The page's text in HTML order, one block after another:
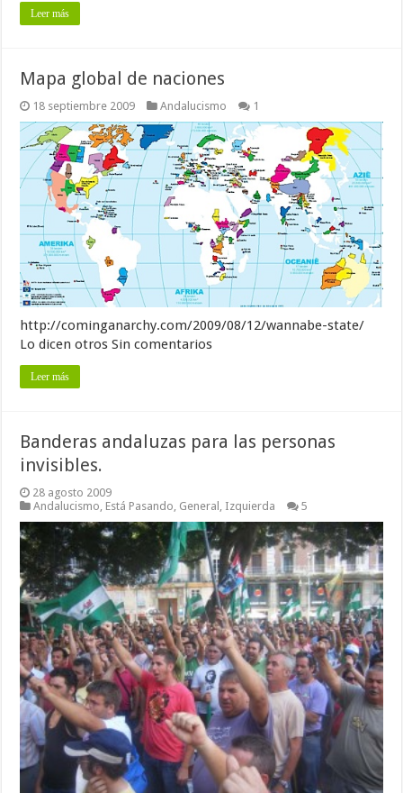
Leer más
Mapa global de naciones
18 septiembre 2009 Andalucismo 1
http://cominganarchy.com/2009/08/12/wannabe-state/
Lo dicen otros Sin comentarios
Leer más
Banderas andaluzas para las personas
invisibles.
28 agosto 2009
Andalucismo, Está Pasando, General , Izquierda 5